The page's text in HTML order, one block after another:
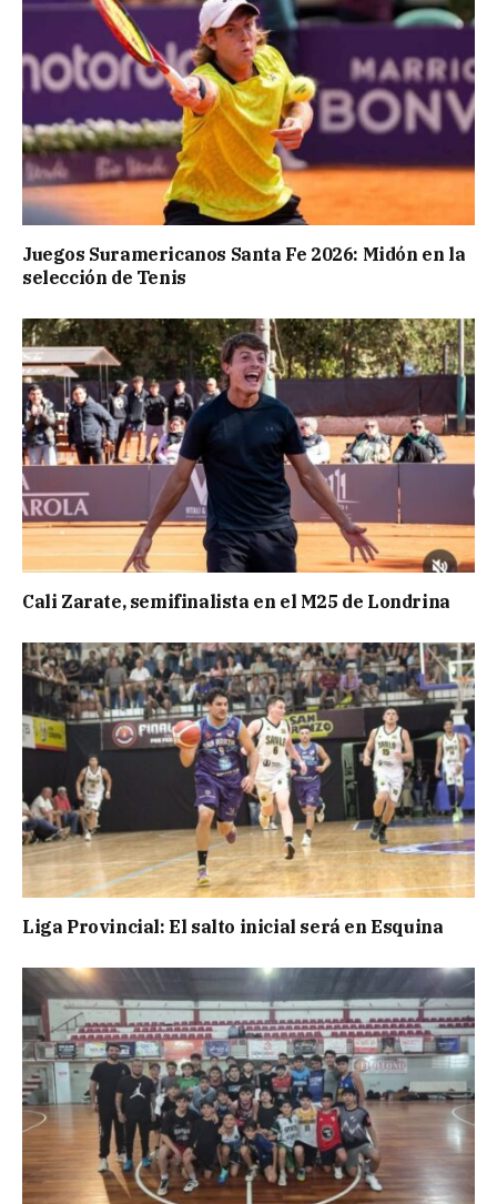
Juegos Suramericanos Santa Fe 2026: Midón en la
selección de Tenis
Cali Zarate, semifinalista en el M25 de Londrina
Liga Provincial: El salto inicial será en Esquina